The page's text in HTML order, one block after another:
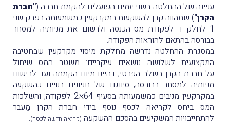
עניינה של ההחלטה בשני יזמים הפועלים להקמת חברה ("חברת
הקרן") שתהווה קרן להשקעות במקרקעין כמשמעותה בפרק שני
1 לחלק ד לפקודת מס הכנסה ולרשום את מניותיה למסחר
בבורסה בהתאם להוראות הפקודה.
במסגרת ההחלטה נדרשה מחלקת מיסוי מקרקעין שבחטיבה
המקצועית לשלושה נושאים עיקריים: משטר המס שיחול
על חברת הקרן בשלב הפרטי, דהיינו מיום הקמתה ועד לרישום
מניותיה למסחר בבורסה; סיווּגם של חניונים בנויים כהשקעה
במקרקעין מניבים כמשמעותה בסעיף 64א2 לפקודה; והשלכות
המס ביחס לקריאה לכסף נוסף בידי חברת הקרן מֵעבר
להתחייבויות המשקיעים בהסכם ההשקעה (קריאה חדשה לכסף).